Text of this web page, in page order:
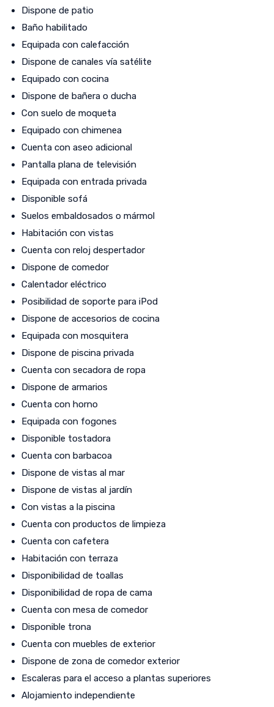
Dispone de patio
Baño habilitado
Equipada con calefacción
Dispone de canales vía satélite
Equipado con cocina
Dispone de bañera o ducha
Con suelo de moqueta
Equipado con chimenea
Cuenta con aseo adicional
Pantalla plana de televisión
Equipada con entrada privada
Disponible sofá
Suelos embaldosados o mármol
Habitación con vistas
Cuenta con reloj despertador
Dispone de comedor
Calentador eléctrico
Posibilidad de soporte para iPod
Dispone de accesorios de cocina
Equipada con mosquitera
Dispone de piscina privada
Cuenta con secadora de ropa
Dispone de armarios
Cuenta con horno
Equipada con fogones
Disponible tostadora
Cuenta con barbacoa
Dispone de vistas al mar
Dispone de vistas al jardín
Con vistas a la piscina
Cuenta con productos de limpieza
Cuenta con cafetera
Habitación con terraza
Disponibilidad de toallas
Disponibilidad de ropa de cama
Cuenta con mesa de comedor
Disponible trona
Cuenta con muebles de exterior
Dispone de zona de comedor exterior
Escaleras para el acceso a plantas superiores
Alojamiento independiente